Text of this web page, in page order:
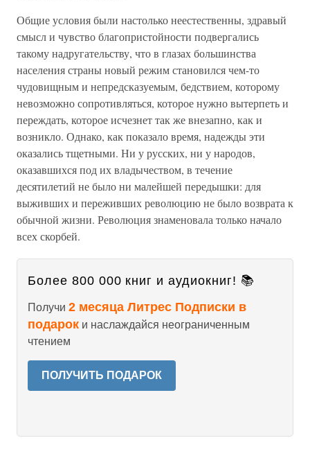
Общие условия были настолько неестественны, здравый
смысл и чувство благопристойности подвергались
такому надругательству, что в глазах большинства
населения страны новый режим становился чем-то
чудовищным и непредсказуемым, бедствием, которому
невозможно сопротивляться, которое нужно вытерпеть и
переждать, которое исчезнет так же внезапно, как и
возникло. Однако, как показало время, надежды эти
оказались тщетными. Ни у русских, ни у народов,
оказавшихся под их владычеством, в течение
десятилетий не было ни малейшей передышки: для
выживших и переживших революцию не было возврата к
обычной жизни. Революция знаменовала только начало
всех скорбей.
Более 800 000 книг и аудиокниг! 📚
Получи 2 месяца Литрес Подписки в
подарок и наслаждайся неограниченным
чтением
ПОЛУЧИТЬ ПОДАРОК